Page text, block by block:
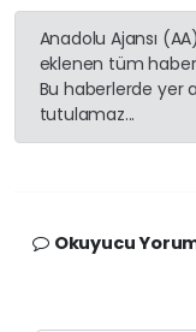
Anadolu Ajansı
eklenen tüm
Bu haberlerde yer
tutulamaz...
Okuyucu